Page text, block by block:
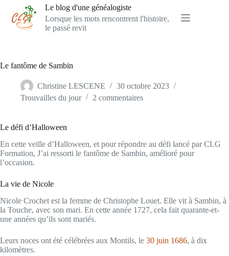
contenu
Le blog d'une généalogiste
Lorsque les mots rencontrent l'histoire,
le passé revit
Le fantôme de Sambin
Christine LESCENE
30 octobre 2023
Trouvailles du jour
2 commentaires
Le défi d’Halloween
En cette veille d’Halloween, et pour répondre au défi lancé par CLG
Formation, J’ai ressorti le fantôme de Sambin, amélioré pour
l’occasion.
La vie de Nicole
Nicole Crochet est la femme de Christophe Louet. Elle vit à Sambin, à
la Touche, avec son mari. En cette année 1727, cela fait quarante-et-
une années qu’ils sont mariés.
Leurs noces ont été célébrées aux Montils, le 30 juin 1686, à dix
kilomètres.